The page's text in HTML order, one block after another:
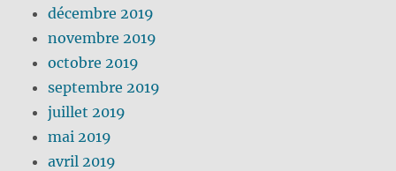
décembre 2019
novembre 2019
octobre 2019
septembre 2019
juillet 2019
mai 2019
avril 2019